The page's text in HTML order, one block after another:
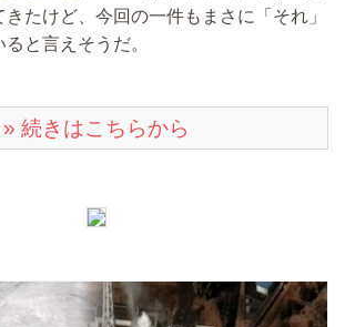
たけど、今回の一件もまさに「それ」
と言えそうだ。
» 続きはこちらから